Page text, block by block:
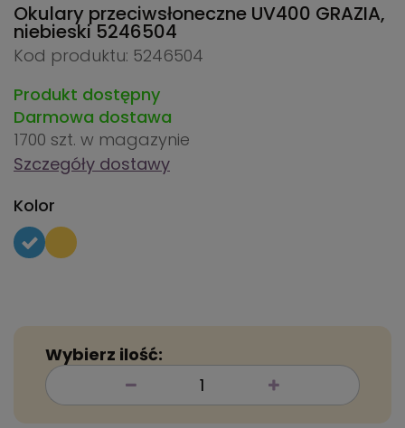
Okulary przeciwsłoneczne UV400 GRAZIA,
niebieski 5246504
Kod produktu: 5246504
Produkt dostępny
Darmowa dostawa
1700 szt. w magazynie
Szczegóły dostawy
Kolor
Wybierz ilość: